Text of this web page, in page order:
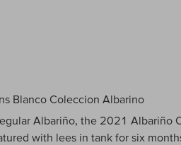
Blanco Coleccion Albarino
Albariño, the 2021 Albariño
with lees in tank for six